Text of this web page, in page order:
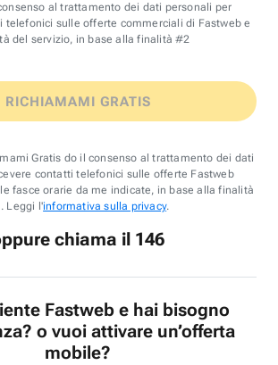
al trattamento dei dati personali per
telefonici sulle offerte commerciali di Fastweb e
del servizio, in base alla finalità #2
RICHIAMAMI GRATIS
Gratis do il consenso al trattamento dei dati
contatti telefonici sulle offerte Fastweb
fasce orarie da me indicate, in base alla finalità
Leggi l'informativa sulla privacy.
chiama il 146
Fastweb e hai bisogno
o vuoi attivare un’offerta
mobile?